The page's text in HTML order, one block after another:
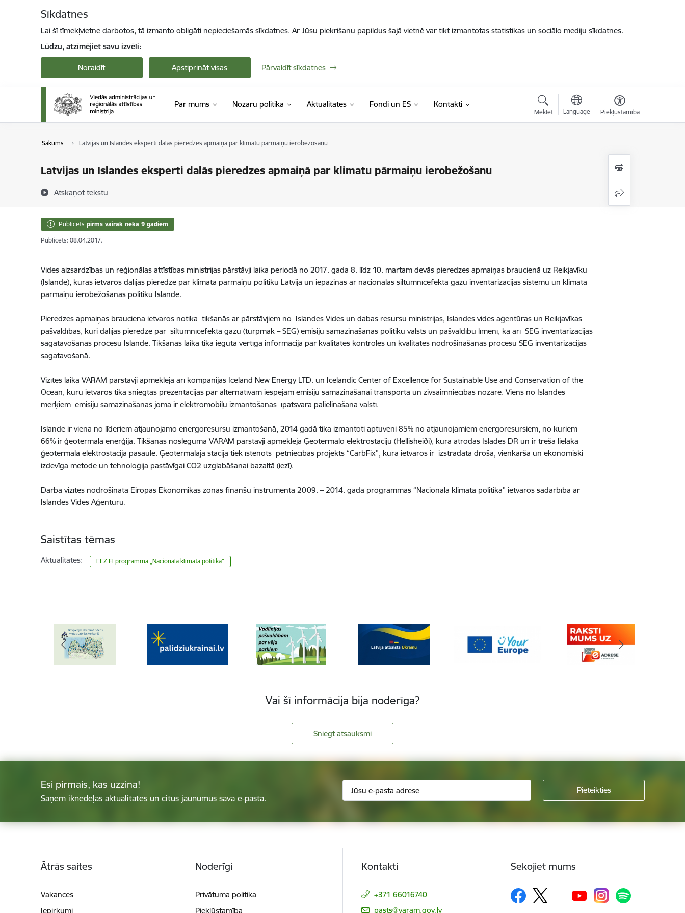
Sīkdatnes
Lai šī tīmekļvietne darbotos, tā izmanto obligāti nepieciešamās sīkdatnes. Ar Jūsu piekrišanu papildus šajā vietnē var tikt izmantotas statistikas un sociālo mediju sīkdatnes.
Lūdzu, atzīmējiet savu izvēli:
Noraidīt Apstiprināt visas Pārvaldīt sīkdatnes
Par mums Nozaru politika Aktualitātes Fondi un ES Kontakti
Meklēt Language Piekļūstamība
Sākums Latvijas un Islandes eksperti dalās pieredzes apmaiņā par klimatu pārmaiņu ierobežošanu
Latvijas un Islandes eksperti dalās pieredzes apmaiņā par klimatu pārmaiņu ierobežošanu
Atskaņot tekstu
Publicēts pirms vairāk nekā 9 gadiem
Publicēts: 08.04.2017.
Vides aizsardzības un reģionālas attīstības ministrijas pārstāvji laika periodā no 2017. gada 8. līdz 10. martam devās pieredzes apmaiņas braucienā uz Reikjavīku
(Islande), kuras ietvaros dalījās pieredzē par klimata pārmaiņu politiku Latvijā un iepazinās ar nacionālās siltumnīcefekta gāzu inventarizācijas sistēmu un klimata
pārmaiņu ierobežošanas politiku Islandē.
Pieredzes apmaiņas brauciena ietvaros notika tikšanās ar pārstāvjiem no Islandes Vides un dabas resursu ministrijas, Islandes vides aģentūras un Reikjavīkas
pašvaldības, kuri dalījās pieredzē par siltumnīcefekta gāzu (turpmāk – SEG) emisiju samazināšanas politiku valsts un pašvaldību līmenī, kā arī SEG inventarizācijas
sagatavošanas procesu Islandē. Tikšanās laikā tika iegūta vērtīga informācija par kvalitātes kontroles un kvalitātes nodrošināšanas procesu SEG inventarizācijas
sagatavošanā.
Vizītes laikā VARAM pārstāvji apmeklēja arī kompānijas Iceland New Energy LTD. un Icelandic Center of Excellence for Sustainable Use and Conservation of the
Ocean, kuru ietvaros tika sniegtas prezentācijas par alternatīvām iespējām emisiju samazināšanai transporta un zivsaimniecības nozarē. Viens no Islandes
mērķiem emisiju samazināšanas jomā ir elektromobiļu izmantošanas īpatsvara palielināšana valstī.
Islande ir viena no līderiem atjaunojamo energoresursu izmantošanā, 2014 gadā tika izmantoti aptuveni 85% no atjaunojamiem energoresursiem, no kuriem
66% ir ģeotermālā enerģija. Tikšanās noslēgumā VARAM pārstāvji apmeklēja Ģeotermālo elektrostaciju (Hellisheiði), kura atrodās Islades DR un ir trešā lielākā
ģeotermālā elektrostacija pasaulē. Ģeotermālajā stacijā tiek īstenots pētniecības projekts “CarbFix”, kura ietvaros ir izstrādāta droša, vienkārša un ekonomiski
izdevīga metode un tehnoloģija pastāvīgai CO2 uzglabāšanai bazaltā (iezī).
Darba vizītes nodrošināta Eiropas Ekonomikas zonas finanšu instrumenta 2009. – 2014. gada programmas “Nacionālā klimata politika” ietvaros sadarbībā ar
Islandes Vides Aģentūru.
Saistītas tēmas
Aktualitātes: EEZ FI programma „Nacionālā klimata politika”
Vai šī informācija bija noderīga?
Sniegt atsauksmi
Esi pirmais, kas uzzina!
Saņem iknedēļas aktualitātes un citus jaunumus savā e-pastā.
Ātrās saites
Vakances
Iepirkumi
Noderīgi
Privātuma politika
Piekļūstamība
Kontakti
+371 66016740
E-pasts:
pasts@varam.gov.lv
Sekojiet mums